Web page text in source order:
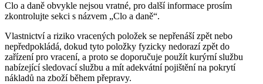
Clo a daně obvykle nejsou vratné, pro další informace prosím
zkontrolujte sekci s názvem „Clo a daně“.
Vlastnictví a riziko vracených položek se nepřenáší zpět nebo
nepředpokládá, dokud tyto položky fyzicky nedorazí zpět do
zařízení pro vracení, a proto se doporučuje použít kurýrní službu
nabízející sledovací službu a mít adekvátní pojištění na pokrytí
nákladů na zboží během přepravy.